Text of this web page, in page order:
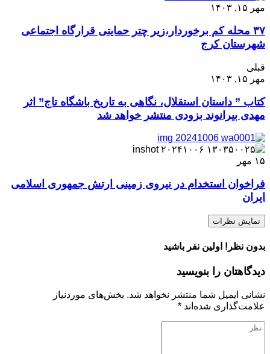
مهر ۱۵, ۱۴۰۳
۳۷ محله کم برخوردار،زیر چتر حمایتی قرارگاه اجتماعی
شهرستان کرج
قبلی
مهر ۱۵, ۱۴۰۳
کتاب ” داستان استقلال، نگاهی به تاریخ باشگاه تاج” اثر
مهدی بیرانوند بزودی منتشر خواهد شد
۱۵ مهر
فراخوان استخدام در نیروی زمینی ارتش جمهوری اسلامی
ایران
نمایش نظرات
بدون نظر! اولین نفر باشید
دیدگاهتان را بنویسید
نشانی ایمیل شما منتشر نخواهد شد. بخش‌های موردنیاز
علامت‌گذاری شده‌اند *